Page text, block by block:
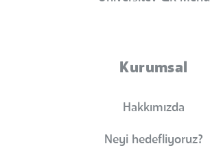
Kurumsal
Hakkımızda
Neyi hedefliyoruz?